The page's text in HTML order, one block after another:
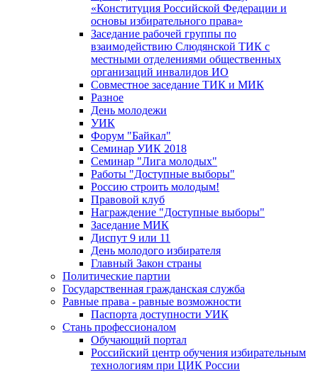
«Конституция Российской Федерации и
основы избирательного права»
Заседание рабочей группы по
взаимодействию Слюдянской ТИК с
местными отделениями общественных
организаций инвалидов ИО
Совместное заседание ТИК и МИК
Разное
День молодежи
УИК
Форум "Байкал"
Семинар УИК 2018
Семинар "Лига молодых"
Работы "Доступные выборы"
Россию строить молодым!
Правовой клуб
Награждение "Доступные выборы"
Заседание МИК
Диспут 9 или 11
День молодого избирателя
Главный Закон страны
Политические партии
Государственная гражданская служба
Равные права - равные возможности
Паспорта доступности УИК
Стань профессионалом
Обучающий портал
Российский центр обучения избирательным
технологиям при ЦИК России